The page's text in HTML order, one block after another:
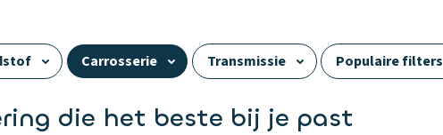
Carrosserie Transmissie Populaire filters
die het beste bij je past